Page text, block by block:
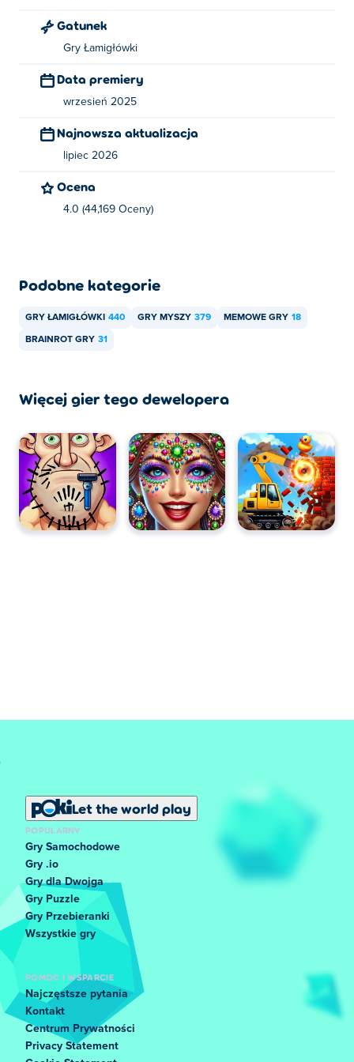
Możesz zagrać w Meme Madness za darmo na Poki.
Czy mogę grać w Meme Madness na
urządzeniach mobilnych i komputerach
stacjonarnych?
W Meme Madness można grać na komputerze i
urządzeniach mobilnych, takich jak telefony i tablety.
Gatunek
Gry Łamigłówki
Data premiery
wrzesień 2025
Najnowsza aktualizacja
lipiec 2026
Ocena
4.0 (44,169 Oceny)
Podobne kategorie
GRY ŁAMIGŁÓWKI 440 GRY MYSZY 379 MEMOWE GRY 18
BRAINROT GRY 31
Więcej gier tego dewelopera
Let the world play
POPULARNY
Gry Samochodowe
Gry .io
Gry dla Dwojga
Gry Puzzle
Gry Przebieranki
Wszystkie gry
POMOC I WSPARCIE
Najczęstsze pytania
Kontakt
Centrum Prywatności
Privacy Statement